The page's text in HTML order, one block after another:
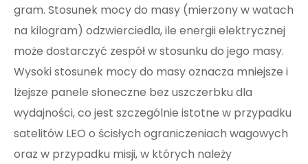
gram. Stosunek mocy do masy (mierzony w watach
na kilogram) odzwierciedla, ile energii elektrycznej
może dostarczyć zespół w stosunku do jego masy.
Wysoki stosunek mocy do masy oznacza mniejsze i
lżejsze panele słoneczne bez uszczerbku dla
wydajności, co jest szczególnie istotne w przypadku
satelitów LEO o ścisłych ograniczeniach wagowych
oraz w przypadku misji, w których należy